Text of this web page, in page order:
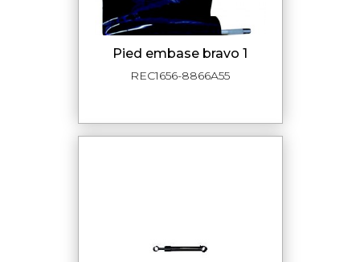
pied embase bravo 1
REC1656-8866A55